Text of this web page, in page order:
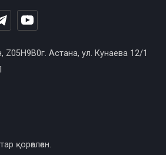
Z05H9B0г. Астана, ул. Кунаева 12/1
қорғалған.